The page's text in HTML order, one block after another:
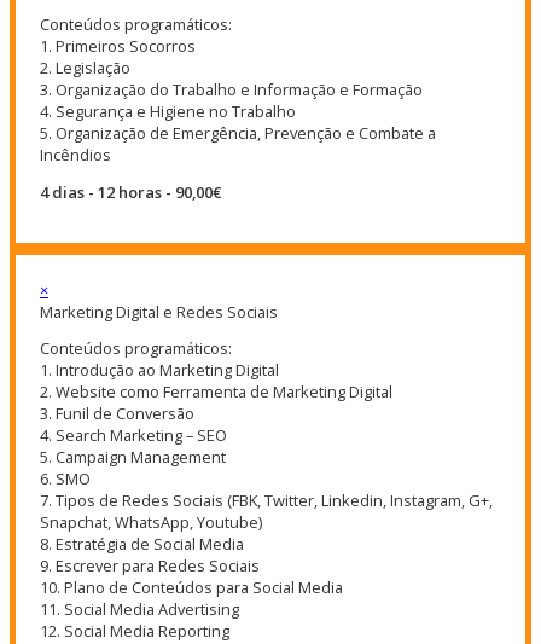
Conteúdos programáticos:
1. Primeiros Socorros
2. Legislação
3. Organização do Trabalho e Informação e Formação
4. Segurança e Higiene no Trabalho
5. Organização de Emergência, Prevenção e Combate a
Incêndios
4 dias - 12 horas - 90,00€
×
Marketing Digital e Redes Sociais
Conteúdos programáticos:
1. Introdução ao Marketing Digital
2. Website como Ferramenta de Marketing Digital
3. Funil de Conversão
4. Search Marketing – SEO
5. Campaign Management
6. SMO
7. Tipos de Redes Sociais (FBK, Twitter, Linkedin, Instagram, G+,
Snapchat, WhatsApp, Youtube)
8. Estratégia de Social Media
9. Escrever para Redes Sociais
10. Plano de Conteúdos para Social Media
11. Social Media Advertising
12. Social Media Reporting